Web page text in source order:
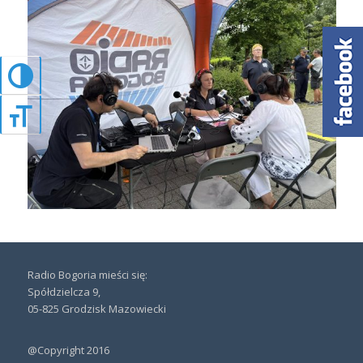
Przełącz wysoki kontrast
Zmień rozmiar czcionek
Radio Bogoria mieści się:
Spółdzielcza 9,
05-825 Grodzisk Mazowiecki
@Copyright 2016